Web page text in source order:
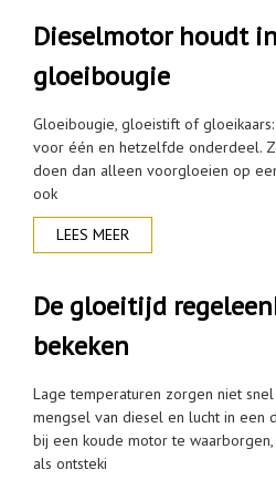
Dieselmotor houdt
gloeibougie
Gloeibougie, gloeistift of
voor één en hetzelfde onderdeel.
doen dan alleen voorgloeien op
ook
LEES MEER
De gloeitijd
bekeken
Lage temperaturen zorgen niet
mengsel van diesel en lucht in een
bij een koude motor te
als ontsteki